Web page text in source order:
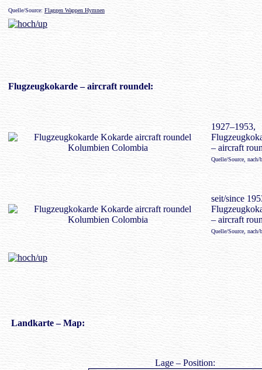
Quelle/Source: Flaggen Wappen Hymnen
Flugzeugkokarde– aircraft roundel:
1927–1953,
– aircraft
Quelle/Source,
seit/since
– aircraft
Quelle/Source,
Landkarte– Map:
Lage – Position: